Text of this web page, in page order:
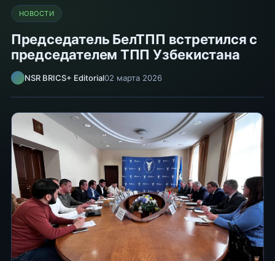
НОВОСТИ
Председатель БелТПП встретился с
председателем ТПП Узбекистана
NSR BRICS+ Editorial02 марта 2026